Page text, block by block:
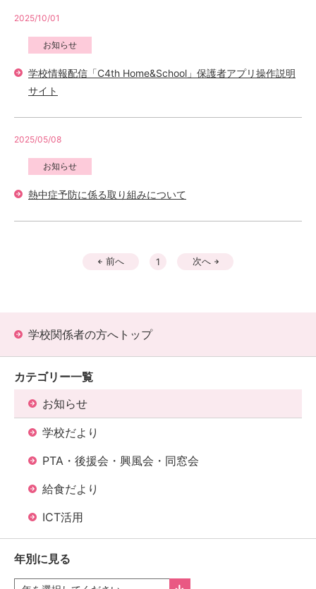
2025/10/01
お知らせ
学校情報配信「C4th Home&School」保護者アプリ操作説明
サイト
2025/05/08
お知らせ
熱中症予防に係る取り組みについて
前へ 1 次へ
学校関係者の方へトップ
カテゴリー一覧
お知らせ
学校だより
PTA・後援会・興風会・同窓会
給食だより
ICT活用
年別に見る